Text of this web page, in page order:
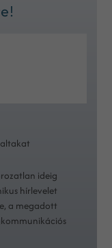
ideig
hírlevelet
a megadott